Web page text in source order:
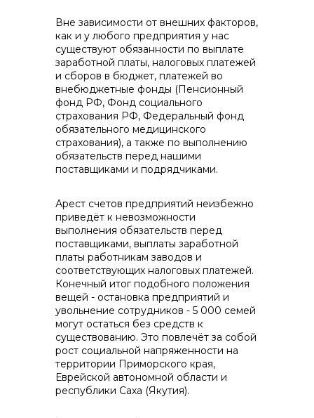
Вне зависимости от внешних факторов,
как и у любого предприятия у нас
существуют обязанности по выплате
заработной платы, налоговых платежей
и сборов в бюджет, платежей во
внебюджетные фонды (Пенсионный
фонд РФ, Фонд социального
страхования РФ, Федеральный фонд
обязательного медицинского
страхования), а также по выполнению
обязательств перед нашими
поставщиками и подрядчиками.
Арест счетов предприятий неизбежно
приведёт к невозможности
выполнения обязательств перед
поставщиками, выплаты заработной
платы работникам заводов и
соответствующих налоговых платежей.
Конечный итог подобного положения
вещей - остановка предприятий и
увольнение сотрудников - 5 000 семей
могут остаться без средств к
существованию. Это повлечёт за собой
рост социальной напряженности на
территории Приморского края,
Еврейской автономной области и
республики Саха (Якутия).